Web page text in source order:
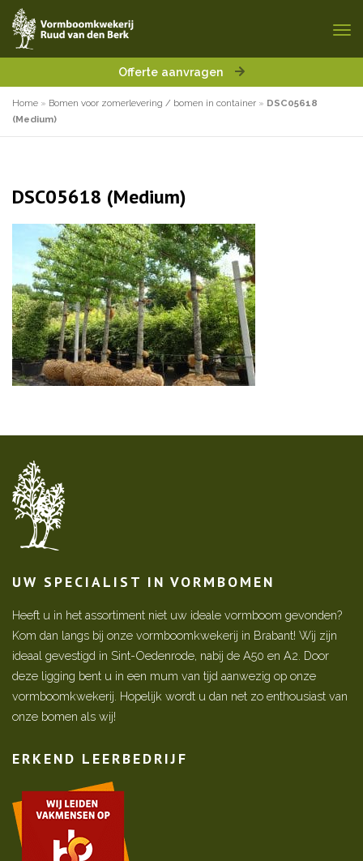
Offerte aanvragen
Home » Bomen voor zomerlevering / bomen in container » DSC05618
(Medium)
DSC05618 (Medium)
UW SPECIALIST IN VORMBOMEN
Heeft u in het assortiment niet uw ideale vormboom gevonden?
Kom dan langs bij onze vormboomkwekerij in Brabant! Wij zijn
ideaal gevestigd in Sint-Oedenrode, nabij de A50 en A2. Door
deze ligging bent u in een mum van tijd aanwezig op onze
vormboomkwekerij. Hopelijk wordt u dan net zo enthousiast van
onze bomen als wij!
ERKEND LEERBEDRIJF